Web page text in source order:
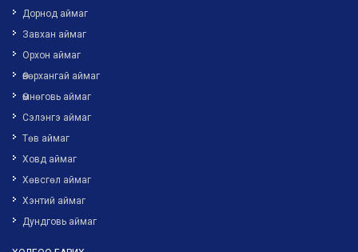
Дорнод аймаг
Завхан аймаг
Орхон аймаг
Өвөрхангай аймаг
Өмнөговь аймаг
Сэлэнгэ аймаг
Төв аймаг
Ховд аймаг
Хөвсгөл аймаг
Хэнтий аймаг
Дундговь аймаг